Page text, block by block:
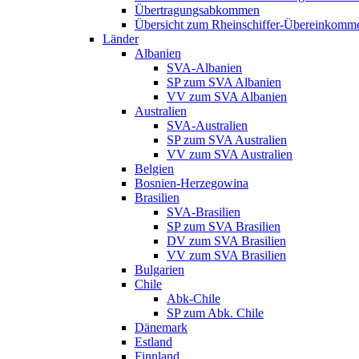
Übertragungsabkommen
Übersicht zum Rheinschiffer-
Länder
Albanien
SVA-Albanien
SP zum SVA Albanien
VV zum SVA Albanien
Australien
SVA-Australien
SP zum SVA Australien
VV zum SVA Australien
Belgien
Bosnien-Herzegowina
Brasilien
SVA-Brasilien
SP zum SVA Brasilien
DV zum SVA Brasilien
VV zum SVA Brasilien
Bulgarien
Chile
Abk-Chile
SP zum Abk. Chile
Dänemark
Estland
Finnland